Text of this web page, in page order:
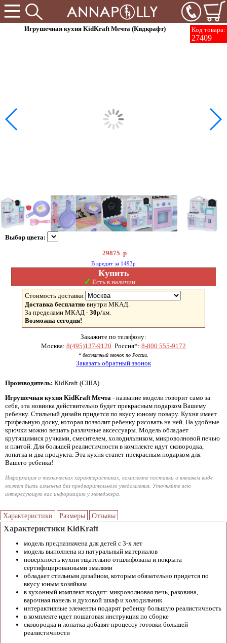
Код товара:
27409
Игрушечная кухня KidKraft Мечта (Кидкрафт)
Выбор цвета:
29875 р
В кредит за 1493р
Купить
✓ Есть в наличии
Стоимость доставки
Доставка бесплатно внутри МКАД.
За пределами МКАД - 30р/км.
Возможна сегодня!
Закажите по телефону:
Москва: 8(495)137-9120 Россия*: 8-800 555-9172
* бесплатный звонок по России.
Заказать обратный звонок
Производитель: KidKraft (США)
Игрушечная кухня KidKraft Мечта - название модели говорит само за
себя, эта новинка действительно будет прекрасным подарком Вашему
ребенку. Стильный дизайн придется по вкусу юному повару. Кухня имеет
грифельную доску, которая позволит ребенку рисовать на ней. На удобные
крючки можно вешать различные аксессуары. Модель обладает
крутящимися ручками, смесителем, холодильником, микроволновой печью
и плитой. Для большей реалистичности в комплекте идут сковородка,
лопатка и два продукта. Эта кухня станет прекрасным подарком для
Вашего ребенка!
Информация о технических характеристиках, комплекте поставки и внешнем виде
может быть изменена без предварительного уведомления. Уточняйте всю
интересующую вас информацию у менеджера.
Характеристики Размеры Отзывы
Характеристики KidKraft
модель предназначена для детей с 3-х лет
модель выполнена из натуральный материалов
поверхность кухни тщательно отшлифована и покрыта
сертифицированными эмалями
обладает стильным дизайном, которым обязательно придется по
вкусу юным хозяйкам
в кухонный комплект входят: микроволновая печь, раковина,
варочная панель и духовой шкаф и холодильник
интерактивные элементы подарят ребенку большую реалистичность
в комплекте идет пошаговая инструкция по сборке
сковородка и лопатка добавят процессу готовки большей
реалистичности